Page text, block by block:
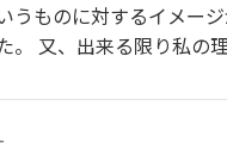
うものに対するイメー
。 又、出来る限り私の